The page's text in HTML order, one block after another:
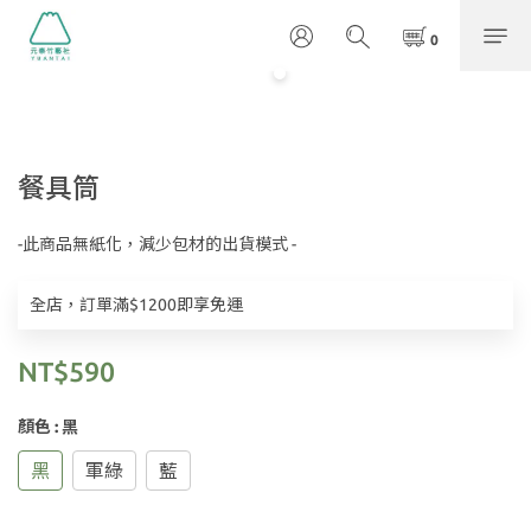
餐具筒
-此商品無紙化，減少包材的出貨模式 -
全店，訂單滿$1200即享免運
NT$590
顏色: 黑
黑 軍綠 藍